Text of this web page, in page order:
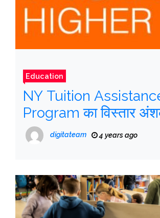
Education
NY Tuition
Program का विस्तार
छात्रों तक होता है
digitateam 4 years ago